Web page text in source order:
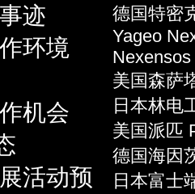
迹
环境
机会
活动预
德国特密
Yageo
Nexensos
美国森萨
日本林电
美国派匹
德国海因
日本富士